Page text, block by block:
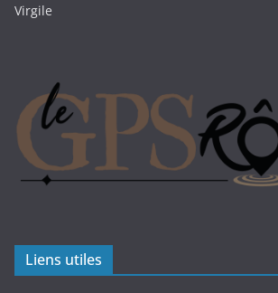
Virgile
Liens utiles